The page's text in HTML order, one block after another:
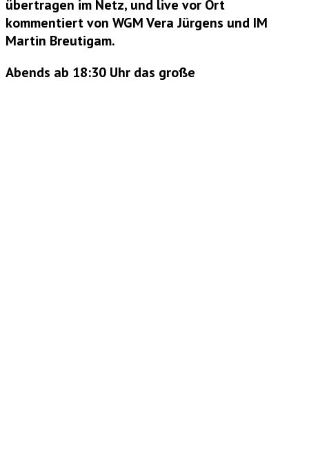
übertragen im Netz, und live vor Ort
kommentiert von WGM Vera Jürgens und IM
Martin Breutigam.
Abends ab 18:30 Uhr das große